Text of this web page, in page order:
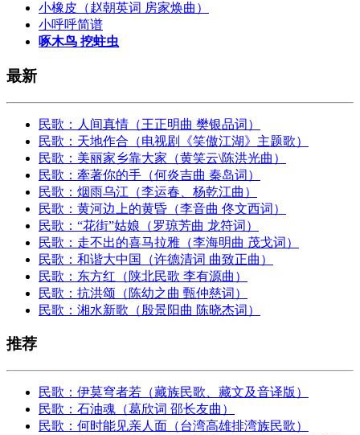
小橡皮（赵朝英词 房家焕曲）
小呼呼简谱
啄木鸟 挖蛀虫
最新
民歌：人间真情（王正明曲 樊银品词）
民歌：天地作合（电视剧《笑傲江湖》主题歌）
民歌：美丽家乡靠大家（黄笑云\陈洪光曲）
民歌：牽著你的手（何炎吉曲 秦岛词）
民歌：烟雨乌江（李运春、杨乾江曲）
民歌：黄河边上的黄昏（李音曲 佟文西词）
民歌：“花街”姑娘（罗琼芳曲 龙符词）
民歌：走不出的喜马拉雅（李海明曲 茂戈词）
民歌：和谐大中国（许德清词 曲致正曲）
民歌：东方红（陕北民歌 李有源曲）
民歌：抗洪颂（陈幼之曲 甄仲慈词）
民歌：湘水新歌（殷景阳曲 陈晓杰词）
推荐
民歌：伊莫穹者若（藏族民歌、藏文及音译版）
民歌：石油魂（葛欣词 邵长友曲）
民歌：何时能见亲人面（台湾高雄排湾族民歌）